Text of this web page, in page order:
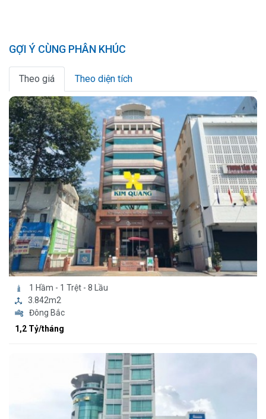
GỢI Ý CÙNG PHÂN KHÚC
Theo giá Theo diện tích
1 Hầm - 1 Trệt - 8 Lầu
3.842m2
Đông Bắc
1,2 Tỷ/tháng